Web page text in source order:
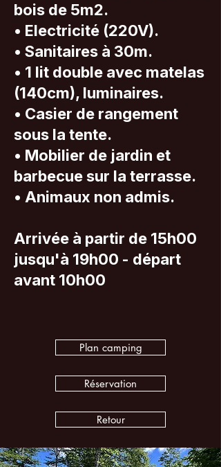
bois de 5m2.
• Electricité (220V).
• Sanitaires à 30m.
• 1 lit double avec matelas
(140cm), luminaires.
• Casier de rangement
sous la tente.
• Mobilier de jardin et
barbecue sur la terrasse.
• Animaux non admis.
Arrivée à partir de 15h00
jusqu'à 19h00 - départ
avant 10h00
Plan camping
Réservation
Retour